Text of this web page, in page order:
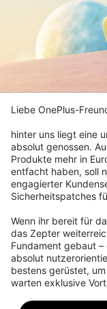
Liebe OnePlus-
hinter uns liegt eine
absolut genossen.
Produkte mehr in
entfacht haben, soll
engagierter
Sicherheitspatches
Wenn ihr bereit für
das Zepter
Fundament gebaut
absolut
bestens gerüstet,
warten exklusive